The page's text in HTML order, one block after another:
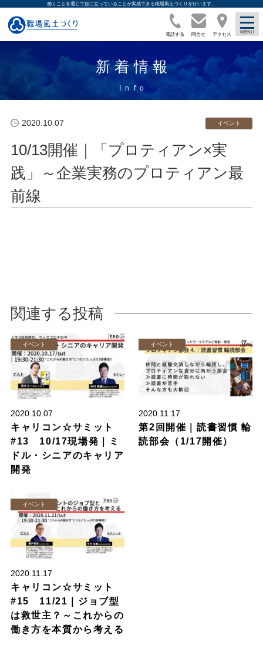
働くことを通じて役に立っていることが実感できる職場風土づくりを行います。
電話する 問合せ アクセス
新着情報
2020.10.07 イベント
10/13開催｜「プロティアン×実
践」～企業実務のプロティアン最
前線
関連する投稿
イベント
2020.10.07
キャリコン☆サミット
#13 10/17現場発｜ミ
ドル・シニアのキャリア
開発
イベント
2020.11.17
第2回開催｜読書習慣 輪
読部会（1/17開催）
イベント
2020.11.17
キャリコン☆サミット
#15 11/21｜ジョブ型
は救世主？～これからの
働き方を本質から考える